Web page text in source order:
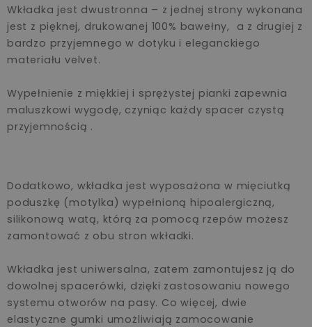
Wkładka jest dwustronna – z jednej strony wykonana
jest z pięknej, drukowanej 100% bawełny, a z drugiej z
bardzo przyjemnego w dotyku i eleganckiego
materiału velvet.
Wypełnienie z miękkiej i sprężystej pianki zapewnia
maluszkowi wygodę, czyniąc każdy spacer czystą
przyjemnością .
Dodatkowo, wkładka jest wyposażona w mięciutką
poduszkę (motylka) wypełnioną hipoalergiczną,
silikonową watą, którą za pomocą rzepów możesz
zamontować z obu stron wkładki.
Wkładka jest uniwersalna, zatem zamontujesz ją do
dowolnej spacerówki, dzięki zastosowaniu nowego
systemu otworów na pasy. Co więcej, dwie
elastyczne gumki umożliwiają zamocowanie